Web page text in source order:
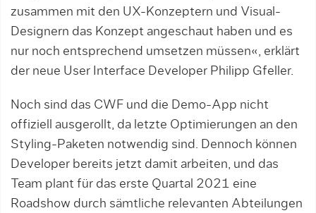
zusam­men mit den UX-Konzeptern und Visu­al-
Designern das Konzept angeschaut haben und es
nur noch entsprechend um­set­zen müssen«, erklärt
der neue User Interface Developer Philipp Gfeller.
Noch sind das CWF und die Demo-App nicht
offiziell ausgerollt, da letzte Optimie­rungen an den
Styling-Paketen notwendig sind. Dennoch können
Developer bereits jetzt damit arbeiten, und das
Team plant für das erste Quartal 2021 eine
Roadshow durch sämtliche relevanten Abteilun­gen